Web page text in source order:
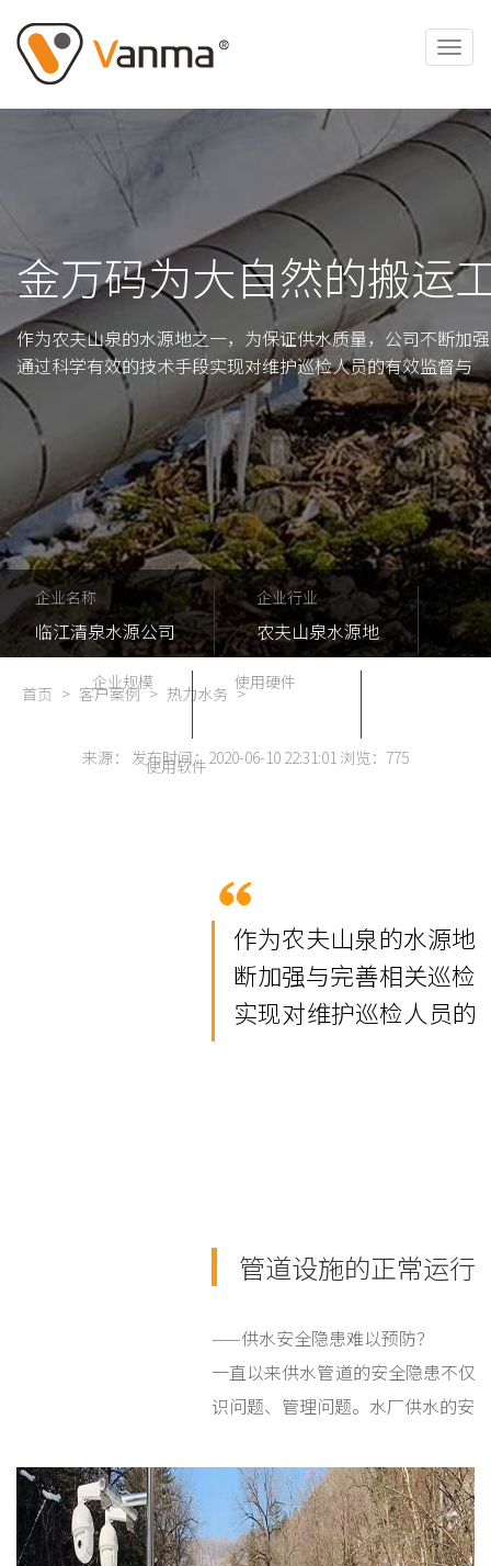
金万码为大自然的搬运
作为农夫山泉的水源地之一，为保证供水质量，公司不断加
通过科学有效的技术手段实现对维护巡检人员的有效监督与
企业名称
临江清泉水源公司
企业行业
农夫山泉水源地
企业规模 使用硬件
使用软件
首页 > 客户案例 > 热力水务 >
来源： 发布时间：2020-06-10 22:31:01 浏览： 775
作为农夫山泉的水源地
断加强与完善相关巡检
实现对维护巡检
管道设施的正常运行
——供水安全隐患难以预防？
一直以来供水管道的安全隐患不仅
识问题、管理问题。水厂供水的安